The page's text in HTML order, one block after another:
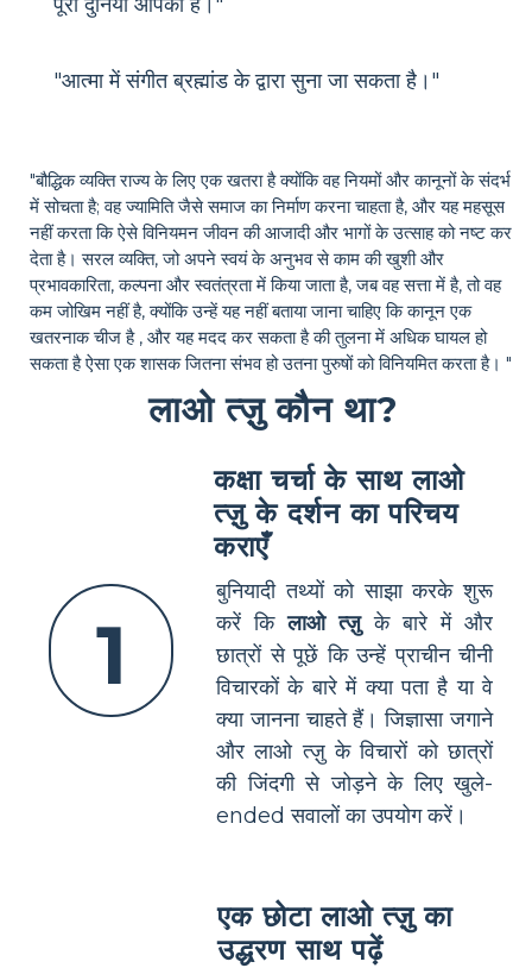
"आत्मा में संगीत ब्रह्मांड के द्वारा सुना जा सकता है।"
"बौद्धिक व्यक्ति राज्य के लिए एक खतरा है क्योंकि वह नियमों और कानूनों के संदर्भ
में सोचता है; वह ज्यामिति जैसे समाज का निर्माण करना चाहता है, और यह महसूस
नहीं करता कि ऐसे विनियमन जीवन की आजादी और भागों के उत्साह को नष्ट कर
देता है। सरल व्यक्ति, जो अपने स्वयं के अनुभव से काम की खुशी और
प्रभावकारिता, कल्पना और स्वतंत्रता में किया जाता है, जब वह सत्ता में है, तो वह
कम जोखिम नहीं है, क्योंकि उन्हें यह नहीं बताया जाना चाहिए कि कानून एक
खतरनाक चीज है , और यह मदद कर सकता है की तुलना में अधिक घायल हो
सकता है ऐसा एक शासक जितना संभव हो उतना पुरुषों को विनियमित करता है। "
लाओ त्ज़ु कौन था?
1
कक्षा चर्चा के साथ लाओ
त्ज़ु के दर्शन का परिचय
कराएँ
बुनियादी तथ्यों को साझा करके शुरू
करें किलाओ त्ज़ुके बारे में और
छात्रों से पूछें कि उन्हें प्राचीन चीनी
विचारकों के बारे में क्या पता है या वे
क्या जानना चाहते हैं। जिज्ञासा जगाने
और लाओ त्ज़ु के विचारों को छात्रों
की जिंदगी से जोड़ने के लिए खुले-
ended सवालों का उपयोग करें।
एक छोटा लाओ त्ज़ु का
उद्धरण साथ पढ़ें